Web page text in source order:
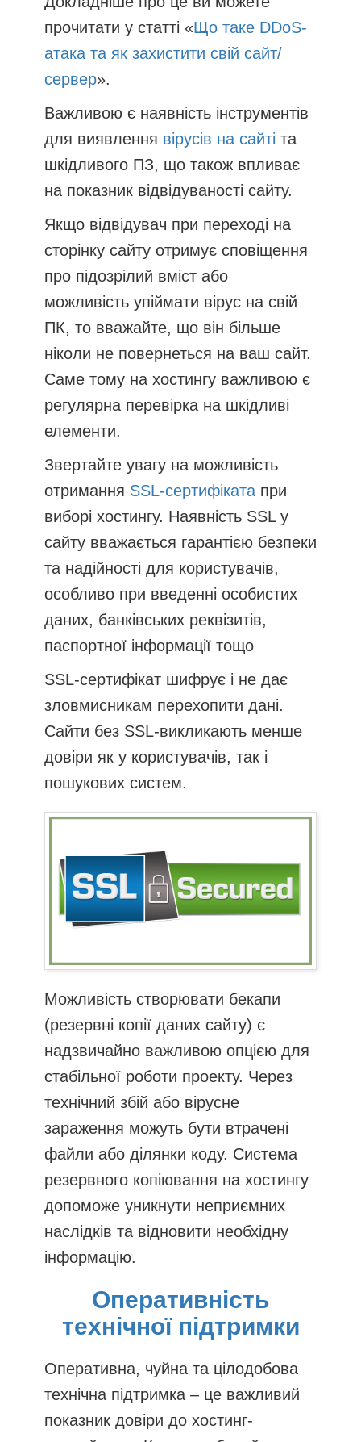
прочитати у статті «Що таке DDoS-
атака та як захистити свій сайт/
сервер».
Важливою є наявність інструментів
для виявлення вірусів на сайті та
шкідливого ПЗ, що також впливає
на показник відвідуваності сайту.
Якщо відвідувач при переході на
сторінку сайту отримує сповіщення
про підозрілий вміст або
можливість упіймати вірус на свій
ПК, то вважайте, що він більше
ніколи не повернеться на ваш сайт.
Саме тому на хостингу важливою є
регулярна перевірка на шкідливі
елементи.
Звертайте увагу на можливість
отримання SSL-сертифіката при
виборі хостингу. Наявність SSL у
сайту вважається гарантією безпеки
та надійності для користувачів,
особливо при введенні особистих
даних, банківських реквізитів,
паспортної інформації тощо
SSL-сертифікат шифрує і не дає
зловмисникам перехопити дані.
Сайти без SSL-викликають менше
довіри як у користувачів, так і
пошукових систем.
Можливість створювати бекапи
(резервні копії даних сайту) є
надзвичайно важливою опцією для
стабільної роботи проекту. Через
технічний збій або вірусне
зараження можуть бути втрачені
файли або ділянки коду. Система
резервного копіювання на хостингу
допоможе уникнути неприємних
наслідків та відновити необхідну
інформацію.
Оперативність
технічної підтримки
Оперативна, чуйна та цілодобова
технічна підтримка – це важливий
показник довіри до хостинг-